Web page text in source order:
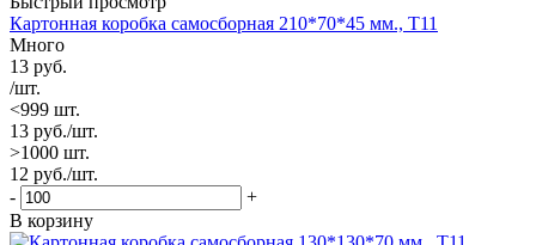
Картонная коробка самосборная 210*70*45 мм., Т11
Много
13 руб.
/шт.
<999 шт.
13 руб./шт.
>1000 шт.
12 руб./шт.
-
+
В корзину